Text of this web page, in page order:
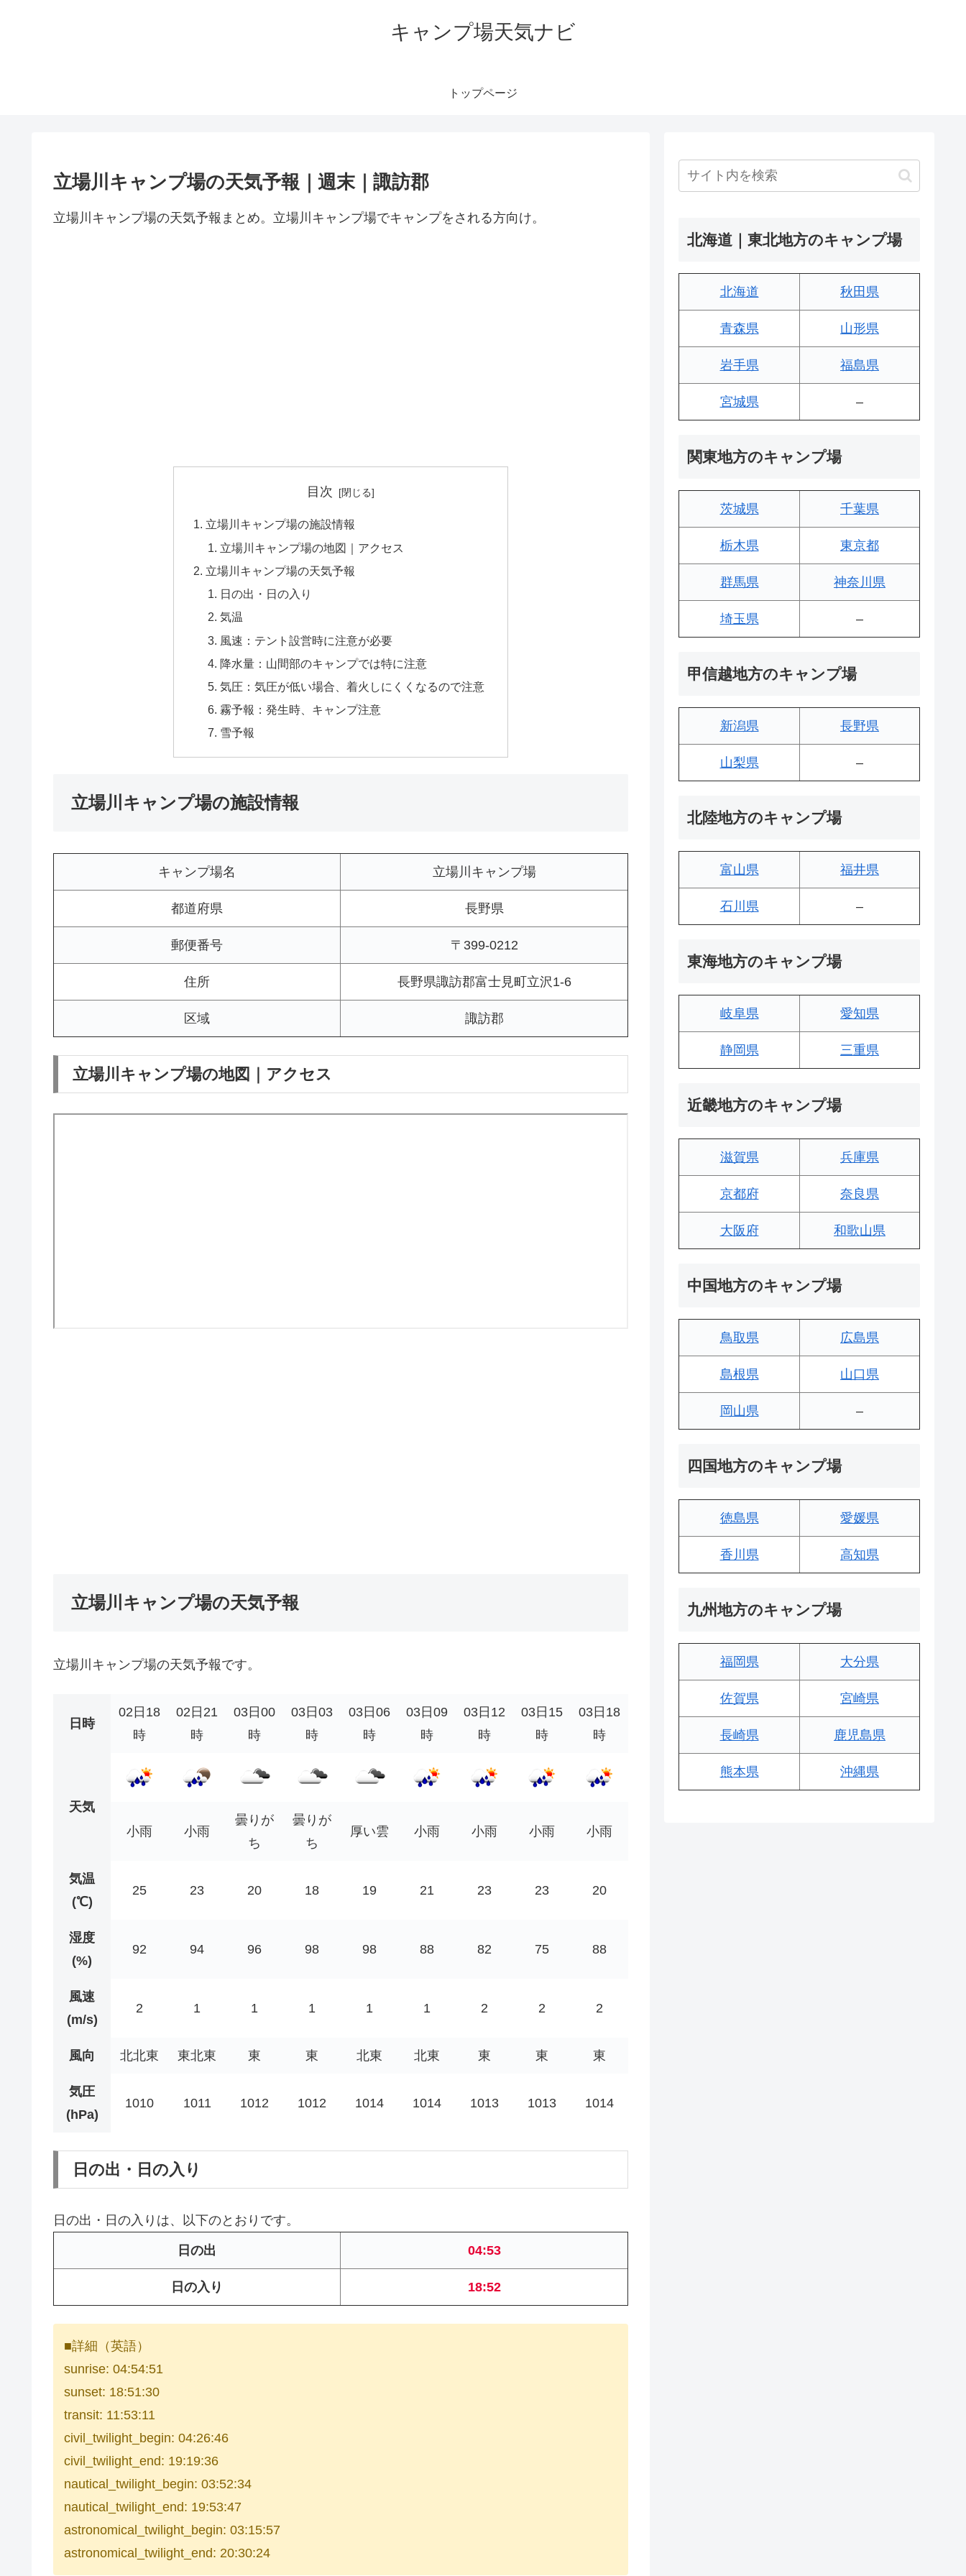
キャンプ場天気ナビ
トップページ
立場川キャンプ場の天気予報｜週末｜諏訪郡
立場川キャンプ場の天気予報まとめ。立場川キャンプ場でキャンプをされる方向け。
目次
立場川キャンプ場の施設情報
立場川キャンプ場の地図｜アクセス
立場川キャンプ場の天気予報
日の出・日の入り
気温
風速：テント設営時に注意が必要
降水量：山間部のキャンプでは特に注意
気圧：気圧が低い場合、着火しにくくなるので注意
霧予報：発生時、キャンプ注意
雪予報
立場川キャンプ場の施設情報
キャンプ場名 立場川キャンプ場
都道府県 長野県
郵便番号 〒399-0212
住所 長野県諏訪郡富士見町立沢1-6
区域 諏訪郡
立場川キャンプ場の地図｜アクセス
立場川キャンプ場の天気予報
立場川キャンプ場の天気予報です。
日時
02日18
時
02日21
時
03日00
時
03日03
時
03日06
時
03日09
時
03日12
時
03日15
時
03日18
時
天気
小雨
小雨
曇りが
ち
曇りが
ち
厚い雲 小雨 小雨 小雨 小雨
気温
(℃)
25 23 20 18 19 21 23 23 20
湿度
(%)
92 94 96 98 98 88 82 75 88
風速
(m/s)
2 1 1 1 1 1 2 2 2
風向 北北東 東北東 東 東 北東 北東 東 東 東
気圧
(hPa)
1010 1011 1012 1012 1014 1014 1013 1013 1014
日の出・日の入り
日の出・日の入りは、以下のとおりです。
日の出 04:53
日の入り 18:52
■詳細（英語）
sunrise: 04:54:51
sunset: 18:51:30
transit: 11:53:11
civil_twilight_begin: 04:26:46
civil_twilight_end: 19:19:36
nautical_twilight_begin: 03:52:34
nautical_twilight_end: 19:53:47
astronomical_twilight_begin: 03:15:57
astronomical_twilight_end: 20:30:24
北海道｜東北地方のキャンプ場
北海道 秋田県
青森県 山形県
岩手県 福島県
宮城県 –
関東地方のキャンプ場
茨城県 千葉県
栃木県 東京都
群馬県 神奈川県
埼玉県 –
甲信越地方のキャンプ場
新潟県 長野県
山梨県 –
北陸地方のキャンプ場
富山県 福井県
石川県 –
東海地方のキャンプ場
岐阜県 愛知県
静岡県 三重県
近畿地方のキャンプ場
滋賀県 兵庫県
京都府 奈良県
大阪府 和歌山県
中国地方のキャンプ場
鳥取県 広島県
島根県 山口県
岡山県 –
四国地方のキャンプ場
徳島県 愛媛県
香川県 高知県
九州地方のキャンプ場
福岡県 大分県
佐賀県 宮崎県
長崎県 鹿児島県
熊本県 沖縄県